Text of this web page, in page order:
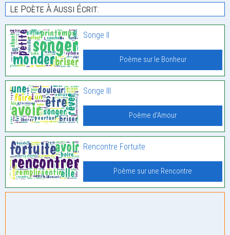
Le Poète À Aussi Écrit:
Songe II
Poème sur le Bonheur
Songe III
Poème d'Amour
Rencontre Fortuite
Poème sur une Rencontre